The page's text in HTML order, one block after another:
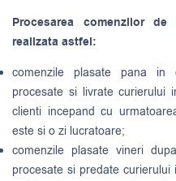
Procesarea comenzilor
realizata astfel:
comenzile plasate pana
procesate si livrate curierului
clienti incepand cu
este si o zi lucratoare;
comenzile plasate vineri
procesate si predate